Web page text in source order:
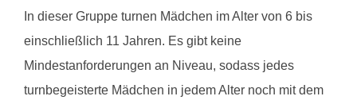
In dieser Gruppe turnen Mädchen im Alter von 6 bis
einschließlich 11 Jahren. Es gibt keine
Mindestanforderungen an Niveau, sodass jedes
turnbegeisterte Mädchen in jedem Alter noch mit dem